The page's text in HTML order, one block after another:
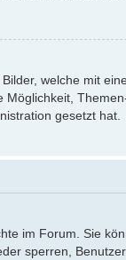
welche mit
gesetzt hat.
im Forum. Sie
sperren,